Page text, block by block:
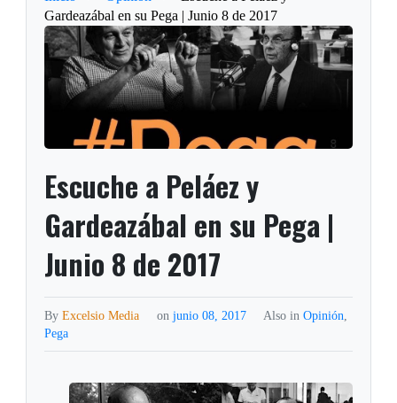
Gardeazábal en su Pega | Junio 8 de 2017
Escuche a Peláez y
Gardeazábal en su Pega |
Junio 8 de 2017
ByExcelsio Media on junio 08, 2017 Also in Opinión,
Pega